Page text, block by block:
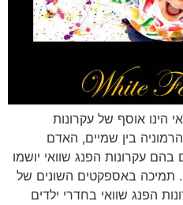
הינו אוסף של עקרונות
בין שמיים, האדם
עקרונות הפנג שוואי יושמו
תמיכה באספקטים השונים של
הפנג שוואי בחדרי ילדים